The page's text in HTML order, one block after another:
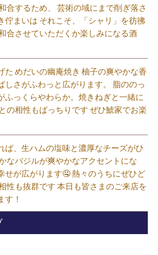
合するため、 芸術の域にまで削ぎ落さ
佇まいは それこそ、「シャリ」を彷彿
合させていただくか楽しみになる酒
た めだいの幽庵焼き 柚子の爽やかな香
しさがふわっと広がります。 脂ののっ
ふっくらやわらか。焼きねぎと一緒に
の相性もばっちりです ぜひ鯱家でお楽
ば、生ハムの塩味と濃厚なチーズがひ
なバジルが爽やかなアクセントにな
せが広がります🤤 熱々のうちにぜひど
性も抜群です 本日も皆さまのご来店を
す！⁡